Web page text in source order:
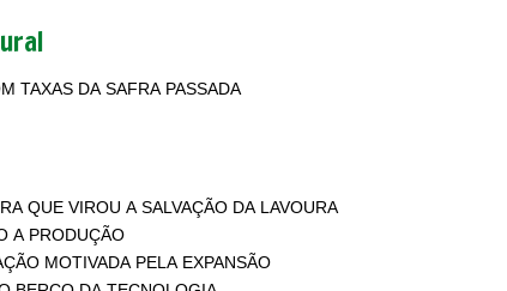
TAXAS DA SAFRA PASSADA
QUE VIROU A SALVAÇÃO DA LAVOURA
A PRODUÇÃO
MOTIVADA PELA EXPANSÃO